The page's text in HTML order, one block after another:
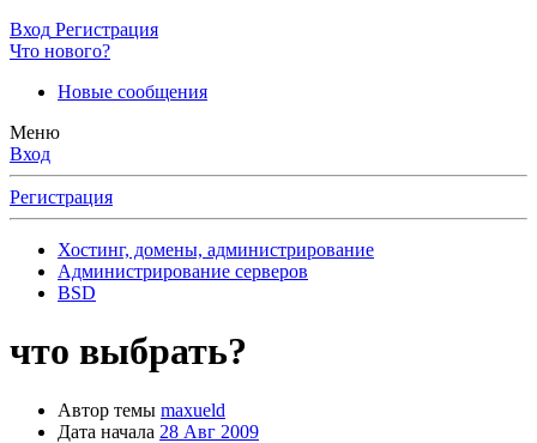
Вход Регистрация
Что нового?
Новые сообщения
Меню
Вход
Регистрация
Хостинг, домены, администрирование
Администрирование серверов
BSD
что выбрать?
Автор темы maxueld
Дата начала 28 Авг 2009